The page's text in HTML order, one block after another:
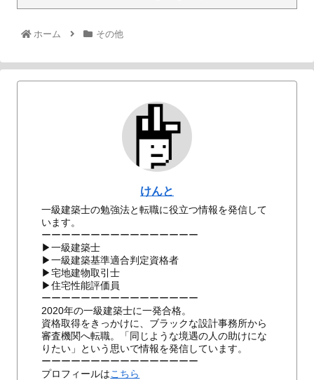
ホーム その他
けんと
一級建築士の勉強法と転職に役立つ情報を発信して
います。
ーーーーーーーーーーーーーーーー
▶一級建築士
▶一級建築基準適合判定資格者
▶宅地建物取引士
▶住宅性能評価員
ーーーーーーーーーーーーーーーー
2020年の一級建築士に一発合格。
資格取得をきっかけに、ブラックな設計事務所から
審査機関へ転職。「同じような境遇の人の助けにな
りたい」という思いで情報を発信しています。
ーーーーーーーーーーーーーーーー
プロフィールはこちら